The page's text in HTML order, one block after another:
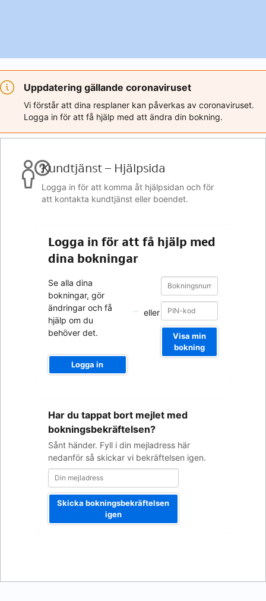
Uppdatering gällande coronaviruset
Vi förstår att dina resplaner kan påverkas av coronaviruset.
Logga in för att få hjälp med att ändra din bokning.
Kundtjänst – Hjälpsida
Logga in för att komma åt hjälpsidan och för
att kontakta kundtjänst eller boendet.
Logga in för att få hjälp med
dina bokningar
Se alla dina
bokningar, gör
ändringar och få
hjälp om du
behöver det.
Logga in
eller
Bokningsnummer
Bokningsnummer
Visa min
bokning
Har du tappat bort mejlet med
bokningsbekräftelsen?
Sånt händer. Fyll i din mejladress här
nedanför så skickar vi bekräftelsen igen.
mejladress
Skicka bokningsbekräftelsen
igen